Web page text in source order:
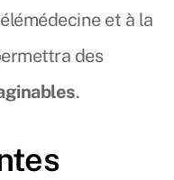
et à la
des
.